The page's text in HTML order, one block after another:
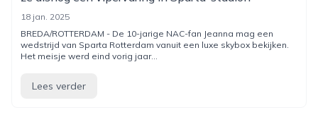
18 jan. 2025
BREDA/ROTTERDAM - De 10-jarige NAC-fan Jeanna mag een
wedstrijd van Sparta Rotterdam vanuit een luxe skybox bekijken.
Het meisje werd eind vorig jaar...
Lees verder